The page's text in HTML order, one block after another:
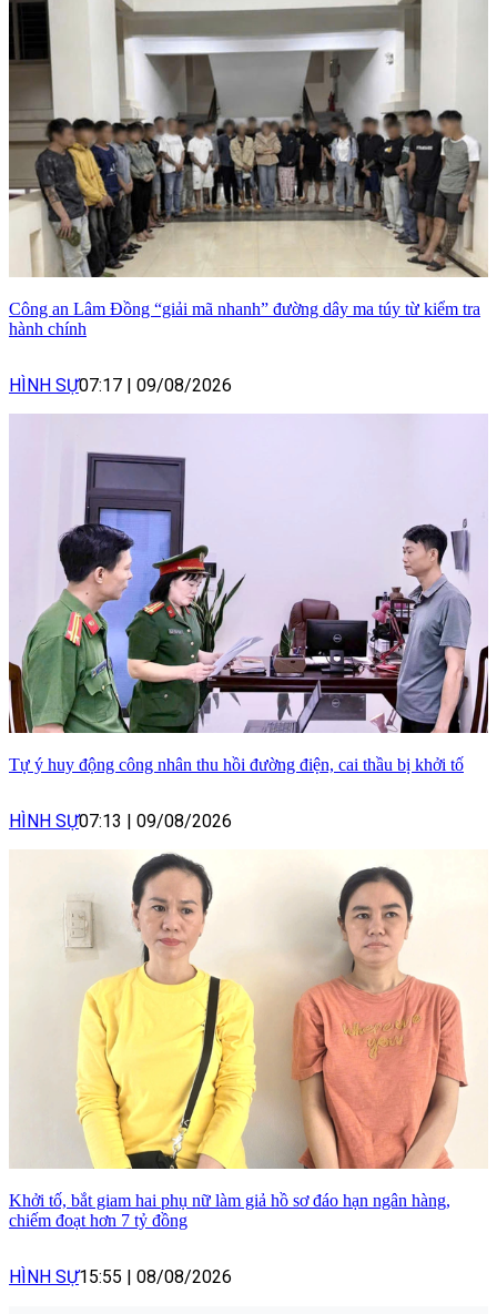
Công an Lâm Đồng “giải mã nhanh” đường dây ma túy từ kiểm tra
hành chính
HÌNH SỰ07:17 | 09/08/2026
Tự ý huy động công nhân thu hồi đường điện, cai thầu bị khởi tố
HÌNH SỰ07:13 | 09/08/2026
Khởi tố, bắt giam hai phụ nữ làm giả hồ sơ đáo hạn ngân hàng,
chiếm đoạt hơn 7 tỷ đồng
HÌNH SỰ15:55 | 08/08/2026